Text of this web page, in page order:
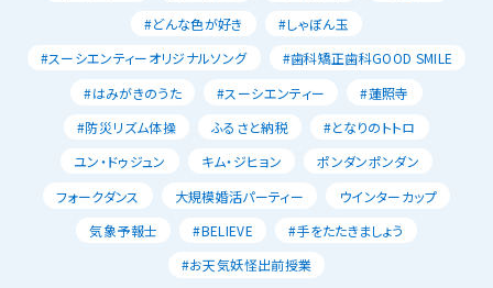
#どんな色が好き
#しゃぼん玉
#スーシエンティーオリジナルソング
#歯科矯正歯科GOOD SMILE
#はみがきのうた
#スーシエンティー
#蓮照寺
#防災リズム体操
ふるさと納税
#となりのトトロ
ユン・ドゥジュン
キム・ジヒョン
ポンダンポンダン
フォークダンス
大規模婚活パーティー
ウインターカップ
気象予報士
#BELIEVE
#手をたたきましょう
#お天気妖怪出前授業